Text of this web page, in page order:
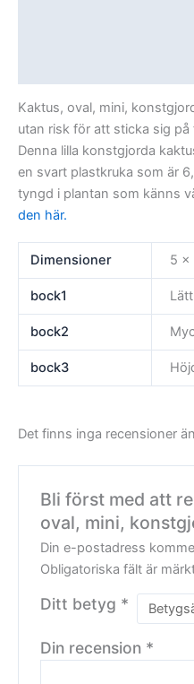
Kaktus, oval, mini,
utan risk för att sticka sig på
Denna lilla konstgjorda
en svart plastkruka som är
tyngd i plantan som känns
den här.
Dimensioner 5 ×
bock1
bock2
bock3
Det finns inga recensioner
Bli först med att
oval, mini,
Din e-postadress
Obligatoriska fält är
Ditt betyg *
Din recension *